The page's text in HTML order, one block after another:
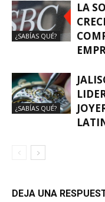
¿SABÍAS QUÉ?
LA
¿SABÍAS QUÉ?
DEJA UNA